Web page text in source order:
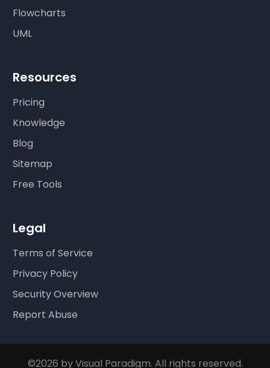
Flowcharts
UML
Resources
Pricing
Knowledge
Blog
Sitemap
Free Tools
Legal
Terms of Service
Privacy Policy
Security Overview
Report Abuse
©2026 by Visual Paradigm. All rights reserved.